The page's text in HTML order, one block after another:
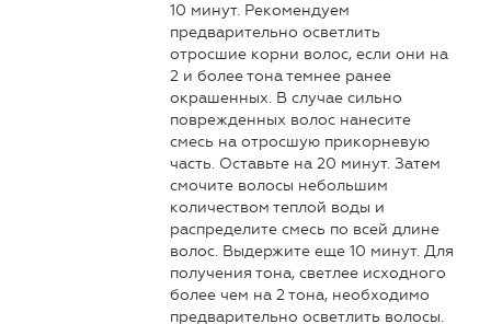
10 минут. Рекомендуем
предварительно осветлить
отросшие корни волос, если они на
2 и более тона темнее ранее
окрашенных. В случае сильно
поврежденных волос нанесите
смесь на отросшую прикорневую
часть. Оставьте на 20 минут. Затем
смочите волосы небольшим
количеством теплой воды и
распределите смесь по всей длине
волос. Выдержите еще 10 минут. Для
получения тона, светлее исходного
более чем на 2 тона, необходимо
предварительно осветлить волосы.